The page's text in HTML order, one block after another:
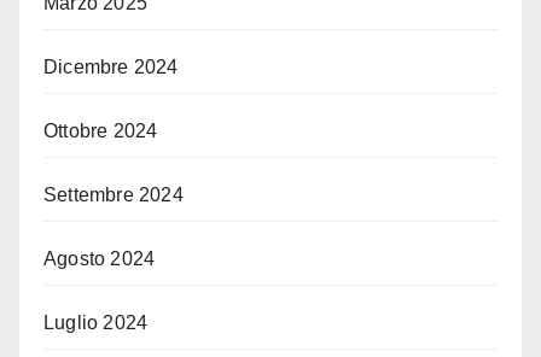
Dicembre 2024
Ottobre 2024
Settembre 2024
Agosto 2024
Luglio 2024